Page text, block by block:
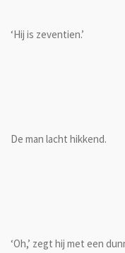
‘Hij is zeventien.’
De man lacht hikkend.
‘Oh,’ zegt hij met een